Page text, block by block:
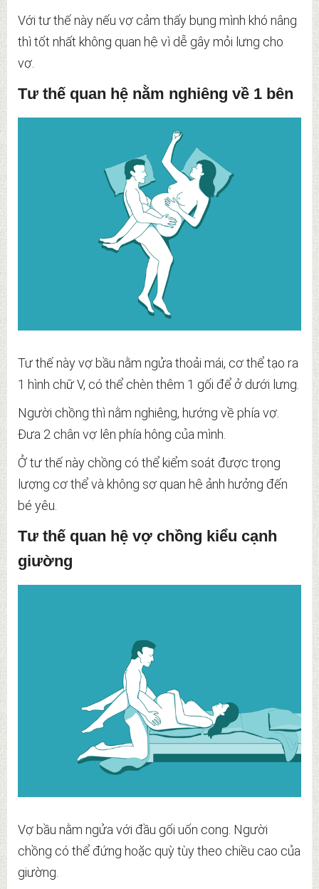
Với tư thế này nếu vợ cảm thấy bụng mình khó nâng
thì tốt nhất không quan hệ vì dễ gây mỏi lưng cho
vợ.
Tư thế quan hệ nằm nghiêng về 1 bên
Tư thế này vợ bầu nằm ngửa thoải mái, cơ thể tạo ra
1 hình chữ V, có thể chèn thêm 1 gối để ở dưới lưng.
Người chồng thì nằm nghiêng, hướng về phía vợ.
Đưa 2 chân vợ lên phía hông của mình.
Ở tư thế này chồng có thể kiểm soát được trọng
lượng cơ thể và không sợ quan hệ ảnh hưởng đến
bé yêu.
Tư thế quan hệ vợ chồng kiểu cạnh
giường
Vợ bầu nằm ngửa với đầu gối uốn cong. Người
chồng có thể đứng hoặc quỳ tùy theo chiều cao của
giường.